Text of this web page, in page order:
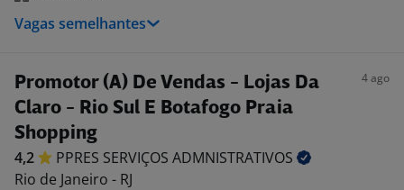
Vagas semelhantes
Promotor (A) De Vendas - Lojas Da
Claro - Rio Sul E Botafogo Praia
Shopping
4 ago
4,2 PPRES SERVIÇOS ADMNISTRATIVOS
Rio de Janeiro - RJ